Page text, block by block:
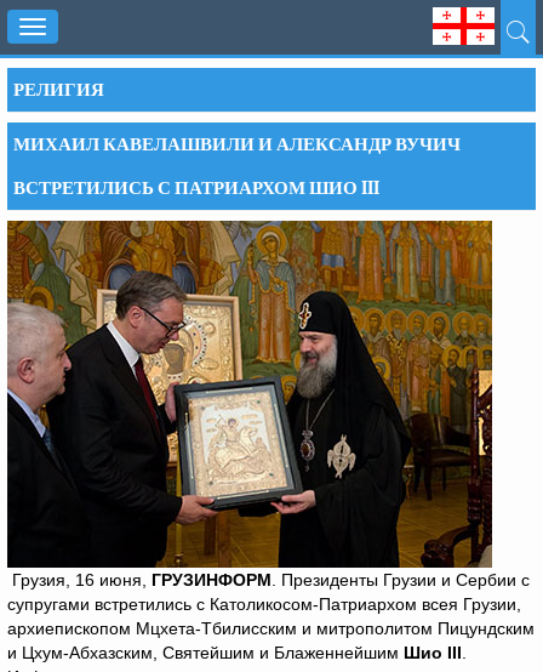
Toggle
navigation
РЕЛИГИЯ
МИХАИЛ КАВЕЛАШВИЛИ И АЛЕКСАНДР ВУЧИЧ
ВСТРЕТИЛИСЬ С ПАТРИАРХОМ ШИО III
Грузия, 16 июня, ГРУЗИНФОРМ . Президенты Грузии и Сербии с
супругами встретились с Католикосом-Патриархом всея Грузии,
архиепископом Мцхета-Тбилисским и митрополитом Пицундским
и Цхум-Абхазским, Святейшим и Блаженнейшим Шио III